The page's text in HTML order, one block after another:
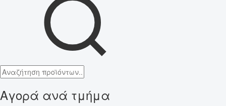
Αγορά ανά τμήμα